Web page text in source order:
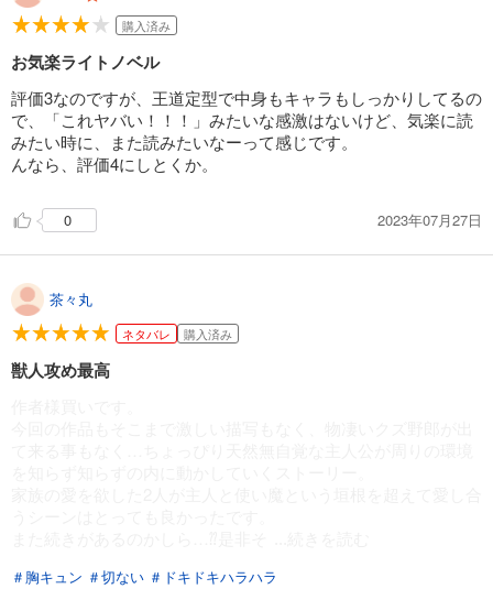
購入済み
お気楽ライトノベル
評価3なのですが、王道定型で中身もキャラもしっかりしてるの
で、「これヤバい！！！」みたいな感激はないけど、気楽に読
みたい時に、また読みたいなーって感じです。
んなら、評価4にしとくか。
0 2023年07月27日
茶々丸
ネタバレ 購入済み
獣人攻め最高
＃胸キュン ＃切ない ＃ドキドキハラハラ